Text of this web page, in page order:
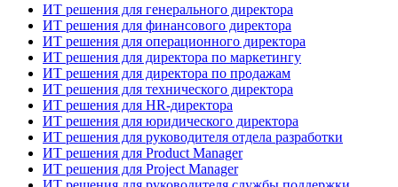
ИТ решения для генерального директора
ИТ решения для финансового директора
ИТ решения для операционного директора
ИТ решения для директора по маркетингу
ИТ решения для директора по продажам
ИТ решения для технического директора
ИТ решения для HR-директора
ИТ решения для юридического директора
ИТ решения для руководителя отдела разработки
ИТ решения для Product Manager
ИТ решения для Project Manager